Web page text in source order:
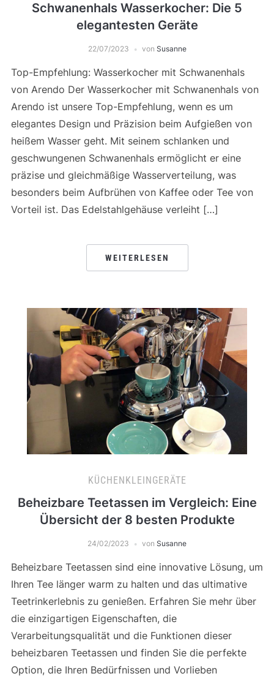
Schwanenhals Wasserkocher: Die 5
elegantesten Geräte
22/07/2023 von Susanne
Top-Empfehlung: Wasserkocher mit Schwanenhals
von Arendo Der Wasserkocher mit Schwanenhals von
Arendo ist unsere Top-Empfehlung, wenn es um
elegantes Design und Präzision beim Aufgießen von
heißem Wasser geht. Mit seinem schlanken und
geschwungenen Schwanenhals ermöglicht er eine
präzise und gleichmäßige Wasserverteilung, was
besonders beim Aufbrühen von Kaffee oder Tee von
Vorteil ist. Das Edelstahlgehäuse verleiht […]
WEITERLESEN
KÜCHENKLEINGERÄTE
Beheizbare Teetassen im Vergleich: Eine
Übersicht der 8 besten Produkte
24/02/2023 von Susanne
Beheizbare Teetassen sind eine innovative Lösung, um
Ihren Tee länger warm zu halten und das ultimative
Teetrinkerlebnis zu genießen. Erfahren Sie mehr über
die einzigartigen Eigenschaften, die
Verarbeitungsqualität und die Funktionen dieser
beheizbaren Teetassen und finden Sie die perfekte
Option, die Ihren Bedürfnissen und Vorlieben